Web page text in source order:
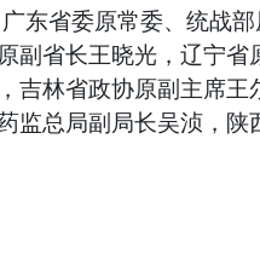
省委原常委、统战
省长王晓光，辽宁
林省政协原副主席
总局副局长吴浈，陕